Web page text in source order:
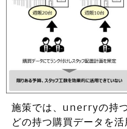
施策では、unerryの持
どの持つ購買データを